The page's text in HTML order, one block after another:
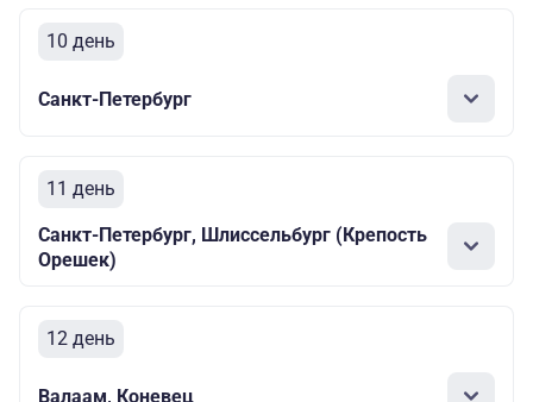
10 день
Санкт-Петербург
11 день
Санкт-Петербург, Шлиссельбург (Крепость
Орешек)
12 день
Валаам, Коневец